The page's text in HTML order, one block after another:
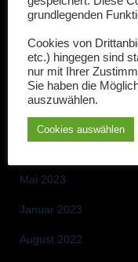
Friederike LührzuEin
neuen Falles 2023
Archiv
Oktober 2024
Mai 2023
Januar 2023
August 2022
grundlegenden
Cookies von
etc.) hingegen sind
nur mit Ihrer
Sie haben die
auszuwählen.
Cookies auswählen